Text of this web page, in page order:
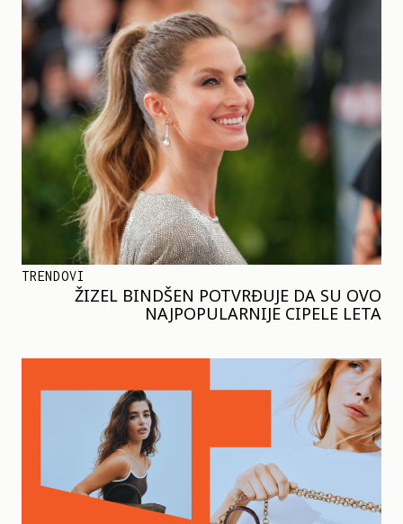
TRENDOVI
ŽIZEL BINDŠEN POTVRĐUJE DA SU OVO
NAJPOPULARNIJE CIPELE LETA